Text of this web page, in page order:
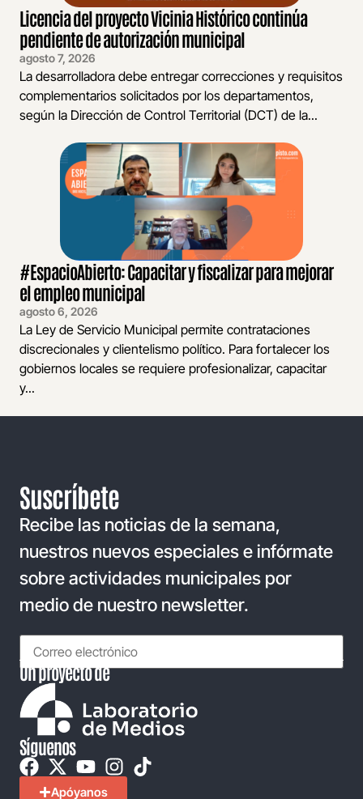
Licencia del proyecto Vicinia Histórico continúa
pendiente de autorización municipal
agosto 7, 2026
La desarrolladora debe entregar correcciones y requisitos
complementarios solicitados por los departamentos,
según la Dirección de Control Territorial (DCT) de la...
#EspacioAbierto: Capacitar y fiscalizar para mejorar
el empleo municipal
agosto 6, 2026
La Ley de Servicio Municipal permite contrataciones
discrecionales y clientelismo político. Para fortalecer los
gobiernos locales se requiere profesionalizar, capacitar
y...
Suscríbete
Recibe las noticias de la semana,
nuestros nuevos especiales e infórmate
sobre actividades municipales por
medio de nuestro newsletter.
Un proyecto de
Síguenos
Apóyanos